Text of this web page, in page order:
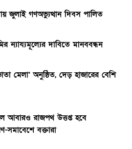
জুলাই গণঅভ্যুত্থান দিবস পালিত
ন্যায্যমূল্যের দাবিতে মানববন্ধন
মেলা’ অনুষ্ঠিত, দেড় হাজারের বেশি
আবারও রাজপথ উত্তপ্ত হবে
সমাবেশে বক্তারা